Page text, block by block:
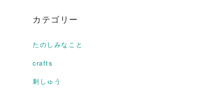
カテゴリー
たのしみなこと
crafts
刺しゅう